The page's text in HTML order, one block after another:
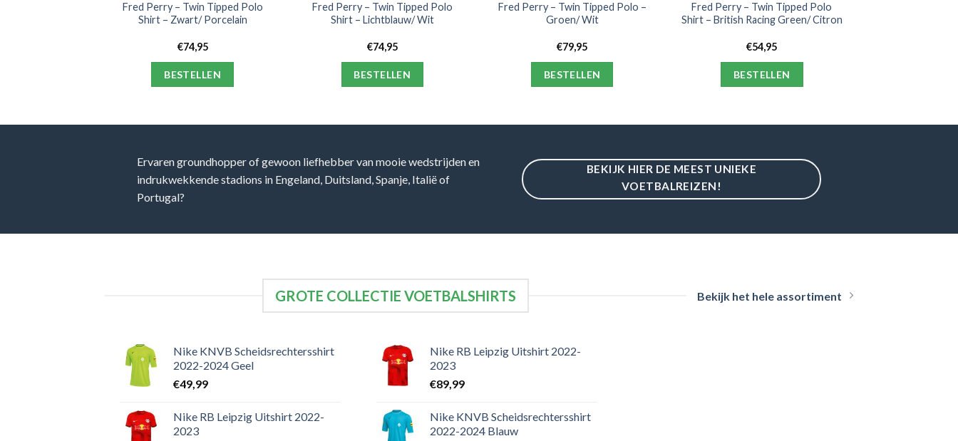
Fred Perry – Twin Tipped Polo
Shirt – Zwart/ Porcelain
€74,95
BESTELLEN
Fred Perry – Twin Tipped Polo
Shirt – Lichtblauw/ Wit
€74,95
BESTELLEN
Fred Perry – Twin Tipped Polo –
Groen/ Wit
€79,95
BESTELLEN
Fred Perry – Twin Tipped Polo
Shirt – British Racing Green/ Citron
€54,95
BESTELLEN
Ervaren groundhopper of gewoon liefhebber van mooie wedstrijden en
indrukwekkende stadions in Engeland, Duitsland, Spanje, Italië of
Portugal?
BEKIJK HIER DE MEEST UNIEKE
VOETBALREIZEN!
GROTE COLLECTIE VOETBALSHIRTS Bekijk het hele assortiment
Nike KNVB Scheidsrechtersshirt
2022-2024 Geel
€49,99
Nike RB Leipzig Uitshirt 2022-
2023
Nike RB Leipzig Uitshirt 2022-
2023
€89,99
Nike KNVB Scheidsrechtersshirt
2022-2024 Blauw